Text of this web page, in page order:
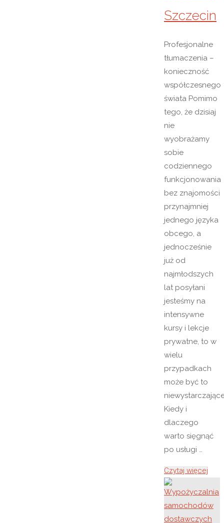
Szczecin
Profesjonalne
tłumaczenia –
konieczność
współczesnego
świata Pomimo
tego, że dzisiaj
nie
wyobrażamy
sobie
codziennego
funkcjonowania
bez znajomości
przynajmniej
jednego języka
obcego, a
jednocześnie
już od
najmłodszych
lat posyłani
jesteśmy na
intensywne
kursy i lekcje
prywatne, to w
wielu
przypadkach
może być to
Kiedy i
dlaczego
warto sięgnąć
po usługi …
Czytaj więcej